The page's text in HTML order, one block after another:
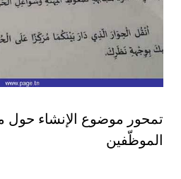
تمحور موضوع الإنشاء حول
الموظّفين